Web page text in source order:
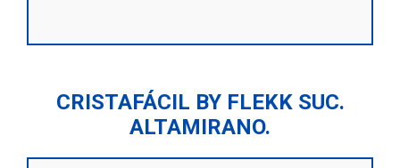
CRISTAFÁCIL BY FLEKK SUC.
ALTAMIRANO.